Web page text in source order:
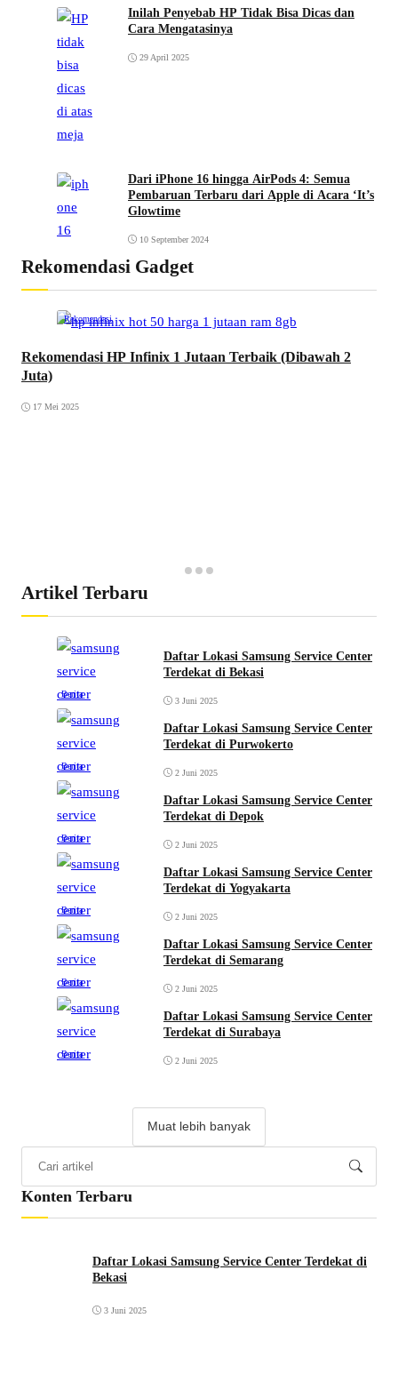
Inilah Penyebab HP Tidak Bisa Dicas dan
Cara Mengatasinya
29 April 2025
Dari iPhone 16 hingga AirPods 4: Semua
Pembaruan Terbaru dari Apple di Acara ‘It’s
Glowtime
10 September 2024
Rekomendasi Gadget
Rekomendasi
Rekomendasi HP Infinix 1 Jutaan Terbaik (Dibawah 2
Juta)
17 Mei 2025
Artikel Terbaru
Berita
Daftar Lokasi Samsung Service Center
Terdekat di Bekasi
3 Juni 2025
Berita
Daftar Lokasi Samsung Service Center
Terdekat di Purwokerto
2 Juni 2025
Berita
Daftar Lokasi Samsung Service Center
Terdekat di Depok
2 Juni 2025
Berita
Daftar Lokasi Samsung Service Center
Terdekat di Yogyakarta
2 Juni 2025
Berita
Daftar Lokasi Samsung Service Center
Terdekat di Semarang
2 Juni 2025
Berita
Daftar Lokasi Samsung Service Center
Terdekat di Surabaya
2 Juni 2025
Muat lebih banyak
Konten Terbaru
Daftar Lokasi Samsung Service Center Terdekat di
Bekasi
3 Juni 2025